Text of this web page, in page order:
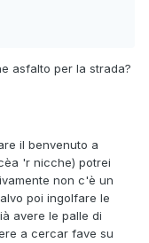
asfalto per la strada?
il benvenuto a
'r nicche) potrei
non c'è un
poi ingolfare le
avere le palle di
a cercar fave su